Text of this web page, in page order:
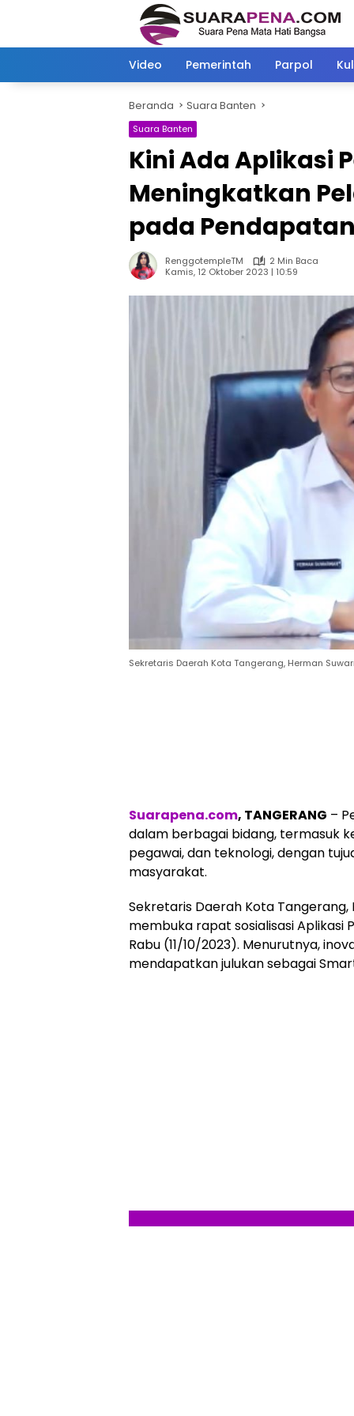
Video Pemerintah Parpol
Beranda Suara Banten
Suara Banten
Kini Ada Aplikasi
Meningkatkan
pada
RenggotempleTM
2 Min Baca
Kamis, 12 Oktober 2023 | 10:59
Sekretaris Daerah Kota Tangerang, Herman
Suarapena.com, TANGERANG –
dalam berbagai bidang, termasuk
pegawai, dan teknologi, dengan
masyarakat.
Sekretaris Daerah Kota
membuka rapat sosialisasi Aplikasi
Rabu (11/10/2023). Menurutnya,
mendapatkan julukan sebagai